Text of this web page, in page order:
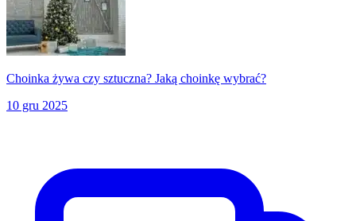
Choinka żywa czy sztuczna? Jaką choinkę wybrać?
10 gru 2025